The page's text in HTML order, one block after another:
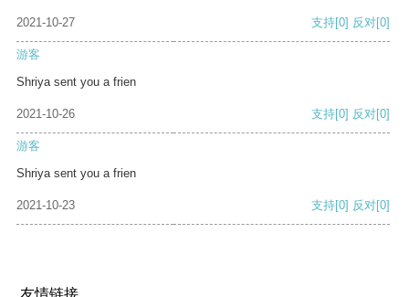
2021-10-27 支持[0] 反对[0]
游客
Shriya sent you a frien
2021-10-26 支持[0] 反对[0]
游客
Shriya sent you a frien
2021-10-23 支持[0] 反对[0]